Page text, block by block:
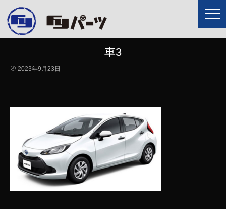
車3
2023年9月23日